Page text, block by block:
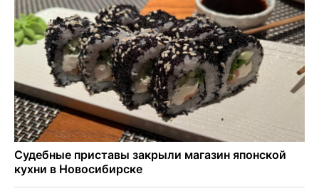
Гриб-зомби обнаружен в лесу у села Дубровино под
Новосибирском
ХК «Сибирь» подписал контракт с обладателем Кубка
Стэнли Евгением Кузнецовым